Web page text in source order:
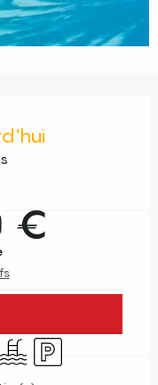
€
PiscineParking